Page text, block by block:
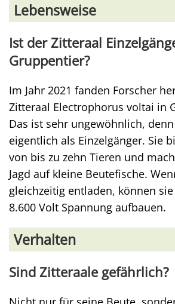
Lebensweise
Ist der Zitteraal
Gruppentier?
Im Jahr 2021 fanden Forscher
Zitteraal Electrophorus voltai in
Das ist sehr ungewöhnlich,
eigentlich als Einzelgänger. Sie
von bis zu zehn Tieren und
Jagd auf kleine Beutefische.
gleichzeitig entladen, können
8.600 Volt Spannung aufbauen.
Verhalten
Sind Zitteraale gefährlich?